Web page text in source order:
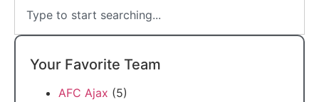
Your Favorite Team
AFC Ajax (5)